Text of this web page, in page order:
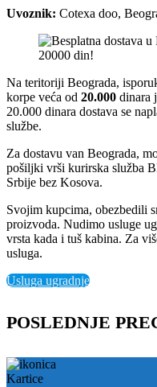
Uvoznik: Cotexa doo,
Na teritoriji Beograda,
korpe veća od 20.000 dinara
20.000 dinara dostava se
službe.
Za dostavu van Beograda,
pošiljki vrši kurirska služba
Srbije bez Kosova.
Svojim kupcima, obezbedili
proizvoda. Nudimo usluge
vrsta kada i tuš kabina. Za
usluga.
Usluga ugradnje
POSLEDNJE